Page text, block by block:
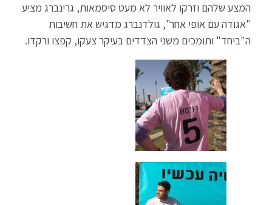
המצע שלהם וזרקו לאוויר לא מעט סיסמאות, גרינברג מציע
"אגודה עם אופי אחר", גולדנברג מדגיש את חשיבות
ה"ביחד" ותומכים משני הצדדים בעיקר צעקו, קפצו ורקדו.